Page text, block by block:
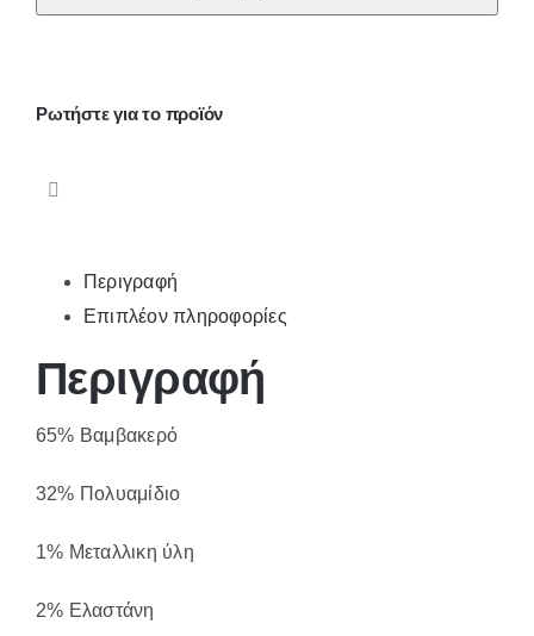
Ρωτήστε για το προϊόν
Περιγραφή
Επιπλέον πληροφορίες
Περιγραφή
65% Βαμβακερό
32% Πολυαμίδιο
1% Μεταλλικη ύλη
2% Ελαστάνη